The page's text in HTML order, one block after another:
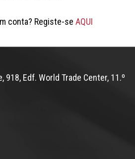
conta? Registe-se AQUI
918, Edf. World Trade Center, 11.º